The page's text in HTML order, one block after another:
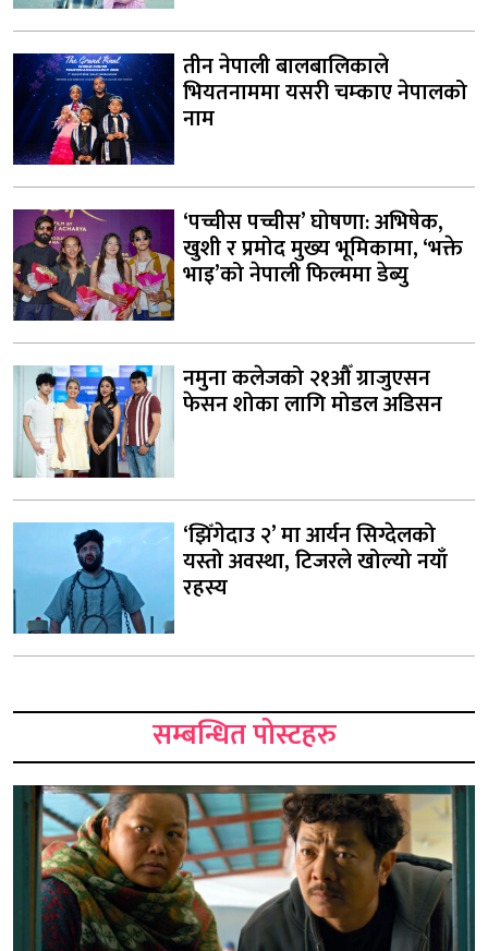
तीन नेपाली बालबालिकाले
भियतनाममा यसरी चम्काए नेपालको
नाम
‘पच्चीस पच्चीस’ घोषणा: अभिषेक,
खुशी र प्रमोद मुख्य भूमिकामा, ‘भक्ते
भाइ’को नेपाली फिल्ममा डेब्यु
नमुना कलेजको २१औँ ग्राजुएसन
फेसन शोका लागि मोडल अडिसन
‘झिँगेदाउ २’ मा आर्यन सिग्देलको
यस्तो अवस्था, टिजरले खोल्यो नयाँ
रहस्य
सम्बन्धित पोस्टहरु